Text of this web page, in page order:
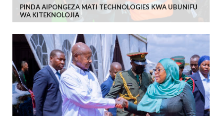
PINDA AIPONGEZA MATI TECHNOLOGIES KWA UBUNIFU
WA KITEKNOLOJIA